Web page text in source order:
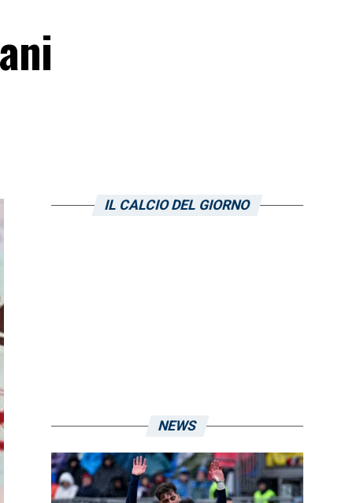
IL CALCIO DEL GIORNO
NEWS